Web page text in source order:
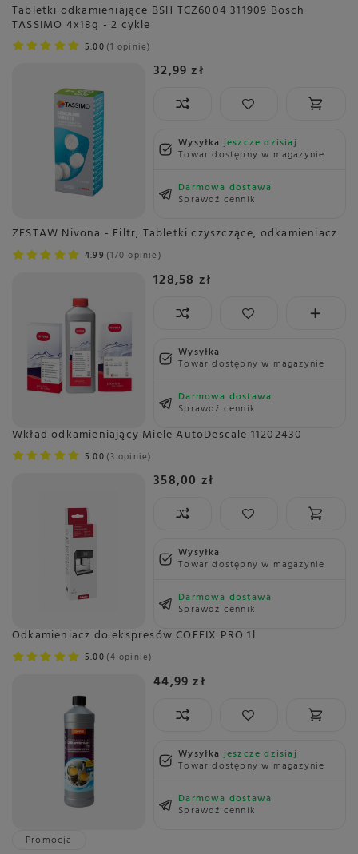
Tabletki odkamieniające BSH TCZ6004 311909 Bosch
TASSIMO 4x18g - 2 cykle
5.00 1 opinie
32,99 zł
Wysyłkajeszcze dzisiaj
Towar dostępny w magazynie
Darmowa dostawa
Sprawdź cennik
ZESTAW Nivona - Filtr, Tabletki czyszczące, odkamieniacz
4.99 170 opinie
128,58 zł
Wysyłka
Towar dostępny w magazynie
Darmowa dostawa
Sprawdź cennik
Wkład odkamieniający Miele AutoDescale 11202430
5.00 3 opinie
358,00 zł
Wysyłka
Towar dostępny w magazynie
Darmowa dostawa
Sprawdź cennik
Odkamieniacz do ekspresów COFFIX PRO 1l
5.00 4 opinie
44,99 zł
Wysyłkajeszcze dzisiaj
Towar dostępny w magazynie
Darmowa dostawa
Sprawdź cennik
Promocja